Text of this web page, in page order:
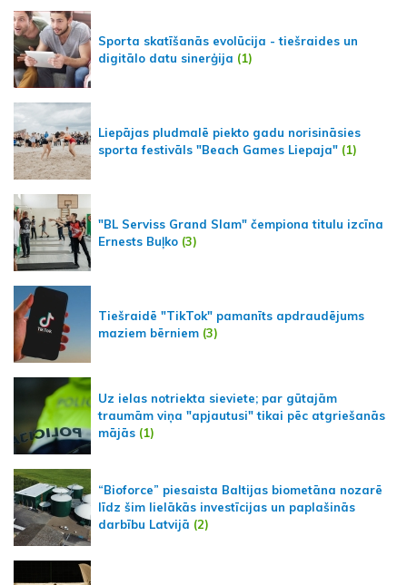
Sporta skatīšanās evolūcija - tiešraides un
digitālo datu sinerģija (1)
Liepājas pludmalē piekto gadu norisināsies
sporta festivāls "Beach Games Liepaja" (1)
"BL Serviss Grand Slam" čempiona titulu izcīna
Ernests Buļko (3)
Tiešraidē "TikTok" pamanīts apdraudējums
maziem bērniem (3)
Uz ielas notriekta sieviete; par gūtajām
traumām viņa "apjautusi" tikai pēc atgriešanās
mājās (1)
“Bioforce” piesaista Baltijas biometāna nozarē
līdz šim lielākās investīcijas un paplašinās
darbību Latvijā (2)